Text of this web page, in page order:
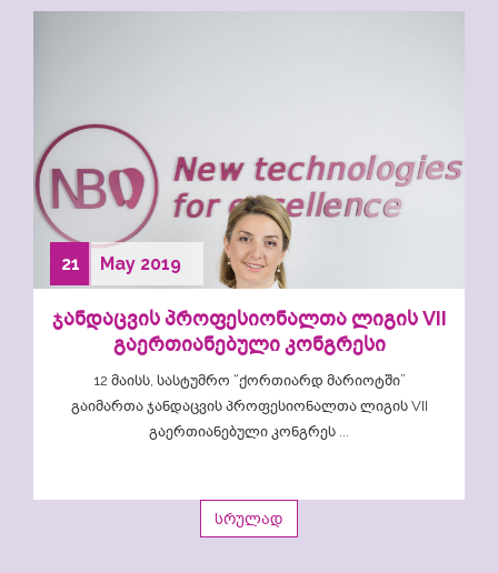
21 May 2019
ჯანდაცვის პროფესიონალთა ლიგის VII
გაერთიანებული კონგრესი
12 მაისს, სასტუმრო “ქორთიარდ მარიოტში”
გაიმართა ჯანდაცვის პროფესიონალთა ლიგის VII
გაერთიანებული კონგრეს ...
სრულად